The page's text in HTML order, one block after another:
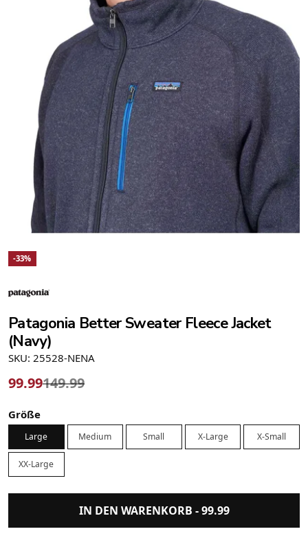
-33%
Patagonia Better Sweater Fleece Jacket
(Navy)
SKU: 25528-NENA
99.99149.99
Größe
Large Medium Small X-Large X-Small
XX-Large
IN DEN WARENKORB -99.99